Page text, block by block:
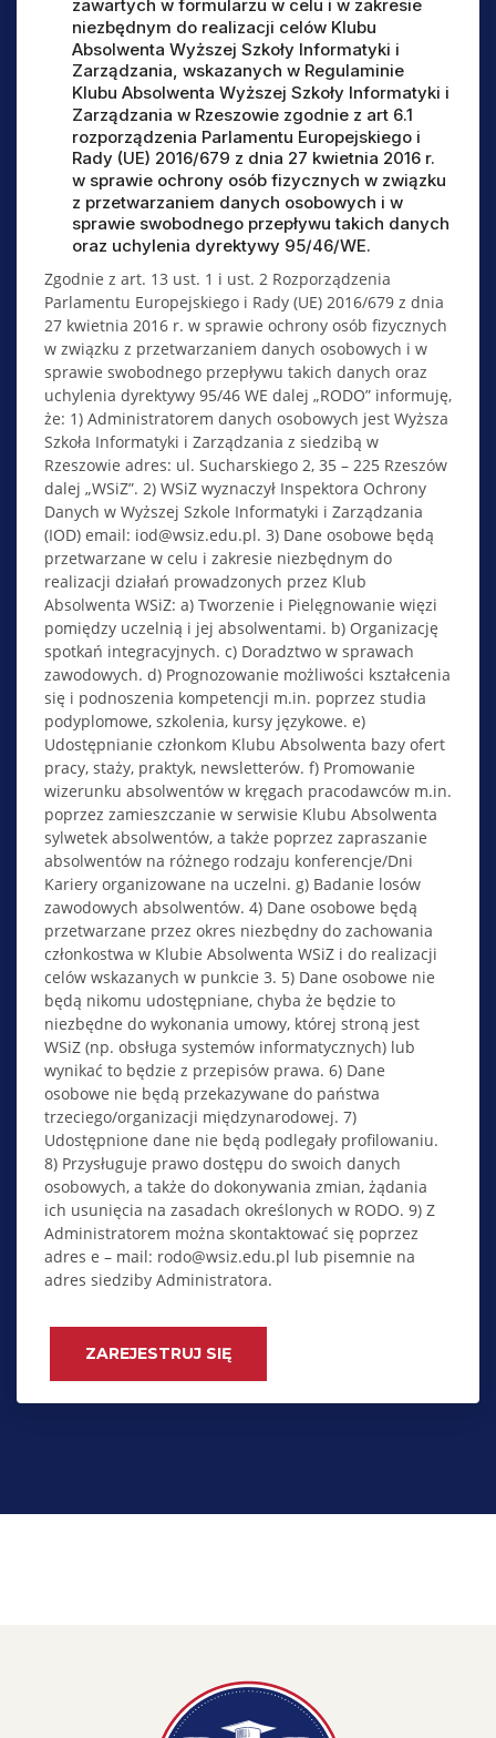
zawartych w formularzu w celu i w zakresie
niezbędnym do realizacji celów Klubu
Absolwenta Wyższej Szkoły Informatyki i
Zarządzania, wskazanych w Regulaminie
Klubu Absolwenta Wyższej Szkoły Informatyki i
Zarządzania w Rzeszowie zgodnie z art 6.1
rozporządzenia Parlamentu Europejskiego i
Rady (UE) 2016/679 z dnia 27 kwietnia 2016 r.
w sprawie ochrony osób fizycznych w związku
z przetwarzaniem danych osobowych i w
sprawie swobodnego przepływu takich danych
oraz uchylenia dyrektywy 95/46/WE.
Zgodnie z art. 13 ust. 1 i ust. 2 Rozporządzenia
Parlamentu Europejskiego i Rady (UE) 2016/679 z dnia
27 kwietnia 2016 r. w sprawie ochrony osób fizycznych
w związku z przetwarzaniem danych osobowych i w
sprawie swobodnego przepływu takich danych oraz
uchylenia dyrektywy 95/46 WE dalej „RODO” informuję,
że: 1) Administratorem danych osobowych jest Wyższa
Szkoła Informatyki i Zarządzania z siedzibą w
Rzeszowie adres: ul. Sucharskiego 2, 35 – 225 Rzeszów
dalej „WSiZ”. 2) WSiZ wyznaczył Inspektora Ochrony
Danych w Wyższej Szkole Informatyki i Zarządzania
(IOD) email: iod@wsiz.edu.pl. 3) Dane osobowe będą
przetwarzane w celu i zakresie niezbędnym do
realizacji działań prowadzonych przez Klub
Absolwenta WSiZ: a) Tworzenie i Pielęgnowanie więzi
pomiędzy uczelnią i jej absolwentami. b) Organizację
spotkań integracyjnych. c) Doradztwo w sprawach
zawodowych. d) Prognozowanie możliwości kształcenia
się i podnoszenia kompetencji m.in. poprzez studia
podyplomowe, szkolenia, kursy językowe. e)
Udostępnianie członkom Klubu Absolwenta bazy ofert
pracy, staży, praktyk, newsletterów. f) Promowanie
wizerunku absolwentów w kręgach pracodawców m.in.
poprzez zamieszczanie w serwisie Klubu Absolwenta
sylwetek absolwentów, a także poprzez zapraszanie
absolwentów na różnego rodzaju konferencje/Dni
Kariery organizowane na uczelni. g) Badanie losów
zawodowych absolwentów. 4) Dane osobowe będą
przetwarzane przez okres niezbędny do zachowania
członkostwa w Klubie Absolwenta WSiZ i do realizacji
celów wskazanych w punkcie 3. 5) Dane osobowe nie
będą nikomu udostępniane, chyba że będzie to
niezbędne do wykonania umowy, której stroną jest
WSiZ (np. obsługa systemów informatycznych) lub
wynikać to będzie z przepisów prawa. 6) Dane
osobowe nie będą przekazywane do państwa
trzeciego/organizacji międzynarodowej. 7)
Udostępnione dane nie będą podlegały profilowaniu.
8) Przysługuje prawo dostępu do swoich danych
osobowych, a także do dokonywania zmian, żądania
ich usunięcia na zasadach określonych w RODO. 9) Z
Administratorem można skontaktować się poprzez
adres e – mail: rodo@wsiz.edu.pl lub pisemnie na
adres siedziby Administratora.
ZAREJESTRUJ SIĘ